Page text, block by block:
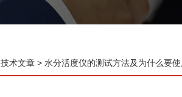
技术文章> 水分活度仪的测试方法及为什么要使